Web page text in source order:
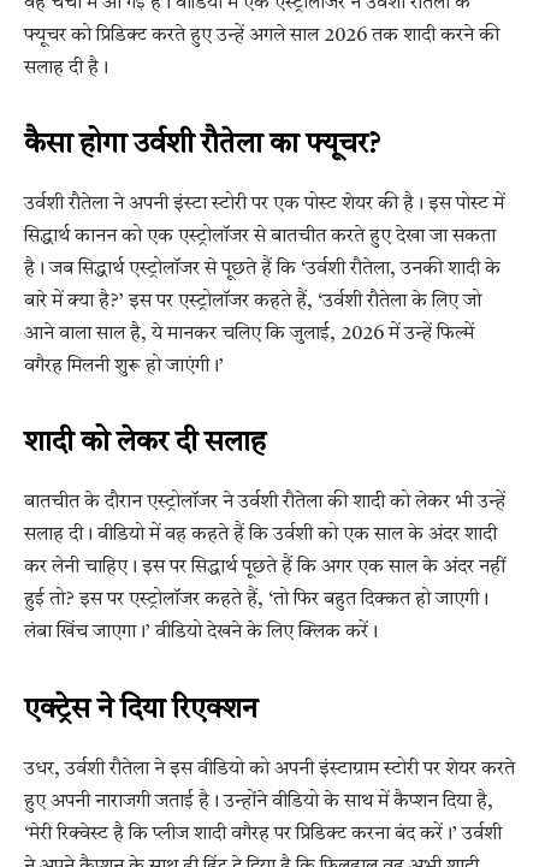
फ्यूचर को प्रिडिक्ट करते हुए उन्हें अगले साल 2026 तक शादी करने की
सलाह दी है।
कैसा होगा उर्वशी रौतेला का फ्यूचर?
उर्वशी रौतेला ने अपनी इंस्टा स्टोरी पर एक पोस्ट शेयर की है। इस पोस्ट में
सिद्धार्थ कानन को एक एस्ट्रोलॉजर से बातचीत करते हुए देखा जा सकता
है। जब सिद्धार्थ एस्ट्रोलॉजर से पूछते हैं कि ‘उर्वशी रौतेला, उनकी शादी के
बारे में क्या है?’ इस पर एस्ट्रोलॉजर कहते हैं, ‘उर्वशी रौतेला के लिए जो
आने वाला साल है, ये मानकर चलिए कि जुलाई, 2026 में उन्हें फिल्में
वगैरह मिलनी शुरू हो जाएंगी।’
शादी को लेकर दी सलाह
बातचीत के दौरान एस्ट्रोलॉजर ने उर्वशी रौतेला की शादी को लेकर भी उन्हें
सलाह दी। वीडियो में वह कहते हैं कि उर्वशी को एक साल के अंदर शादी
कर लेनी चाहिए। इस पर सिद्धार्थ पूछते हैं कि अगर एक साल के अंदर नहीं
हुई तो? इस पर एस्ट्रोलॉजर कहते हैं, ‘तो फिर बहुत दिक्कत हो जाएगी।
लंबा खिंच जाएगा।’ वीडियो देखने के लिए क्लिक करें।
एक्ट्रेस ने दिया रिएक्शन
उधर, उर्वशी रौतेला ने इस वीडियो को अपनी इंस्टाग्राम स्टोरी पर शेयर करते
हुए अपनी नाराजगी जताई है। उन्होंने वीडियो के साथ में कैप्शन दिया है,
‘मेरी रिक्वेस्ट है कि प्लीज शादी वगैरह पर प्रिडिक्ट करना बंद करें।’ उर्वशी